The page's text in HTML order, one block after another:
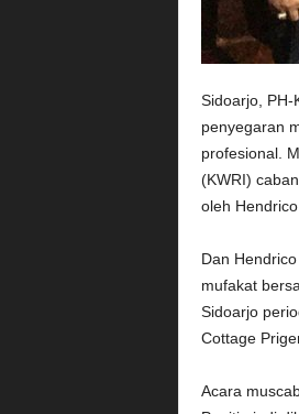
Sidoarjo,
penyegaran
profesional.
(KWRI)
oleh
Dan
mufakat
Sidoarjo
Cottage
Acara